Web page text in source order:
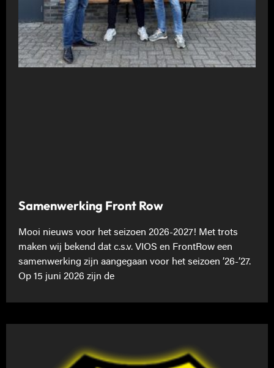
Samenwerking Front Row
Mooi nieuws voor het seizoen 2026-2027! Met trots
maken wij bekend dat c.s.v. VIOS en FrontRow een
samenwerking zijn aangegaan voor het seizoen ’26-’27.
Op 15 juni 2026 zijn de